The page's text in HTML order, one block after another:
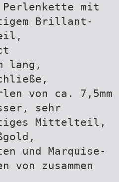
Perlenkette mit
Brillant-
lang,
von ca. 7,5mm
sehr
Mittelteil,
und Marquise-
von zusammen